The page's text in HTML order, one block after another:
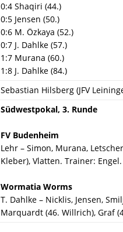
0:4 Shaqiri (44.)
0:5 Jensen (50.)
0:6 M. Özkaya (52.)
0:7 J. Dahlke (57.)
1:7 Murana (60.)
1:8 J. Dahlke (84.)
Sebastian Hilsberg (JFV
Südwestpokal, 3. Runde
FV Budenheim
Lehr – Simon, Murana,
Kleber), Vlatten. Trainer: Engel.
Wormatia Worms
T. Dahlke – Nicklis, Jensen,
Marquardt (46. Willrich), Graf